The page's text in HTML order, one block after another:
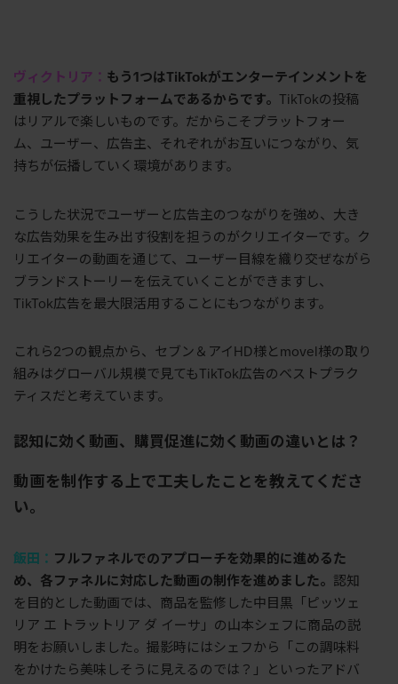
ヴィクトリア： もう 1 つはTikTokがエンターテインメントを
重視したプラットフォームであるからです。
TikTokの投稿
はリアルで楽しいものです。だからこそプラットフォー
ム、ユーザー、広告主、それぞれがお互いにつながり、気
持ちが伝播していく環境があります。
こうした状況でユーザーと広告主のつながりを強め、大き
な広告効果を生み出す役割を担うのがクリエイターです。ク
リエイターの動画を通じて、ユーザー目線を織り交ぜながら
ブランドストーリーを伝えていくことができますし、
TikTok広告を最大限活用することにもつながります。
これら2つの観点から、セブン＆アイHD様とmovel様の取り
組みはグローバル規模で見てもTikTok広告のベストプラク
ティスだと考えています。
認知に効く動画、購買促進に効く動画の違いとは？
動画を制作する上で工夫したことを教えてくださ
い。
飯田： フルファネルでのアプローチを効果的に進めるた
め、各ファネルに対応した動画の制作を進めました。 認知
を目的とした動画では、商品を監修した中目黒「ピッツェ
リア エ トラットリア ダ イーサ」の山本シェフに商品の説
明をお願いしました。撮影時にはシェフから「この調味料
をかけたら美味しそうに見えるのでは？」といったアドバ